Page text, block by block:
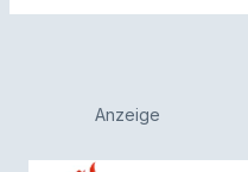
Anzeige